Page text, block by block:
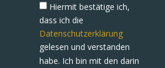
Hiermit bestätige ich,
dass ich die
Datenschutzerklärung
gelesen und verstanden
habe. Ich bin mit den darin